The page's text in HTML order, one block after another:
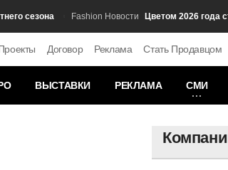
сезона Fashion Новости Цветом 2026 года стал
Договор Реклама Стать Продавцом
ВЫСТАВКИ РЕКЛАМА СМИ